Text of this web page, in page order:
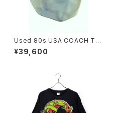
Used 80s USA COACH Tur
quoise Rare Color Fade Gr
ab Leather Big Size Shold
¥39,600